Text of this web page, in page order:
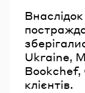
Ukraine,
Bookchef,
клієнтів.